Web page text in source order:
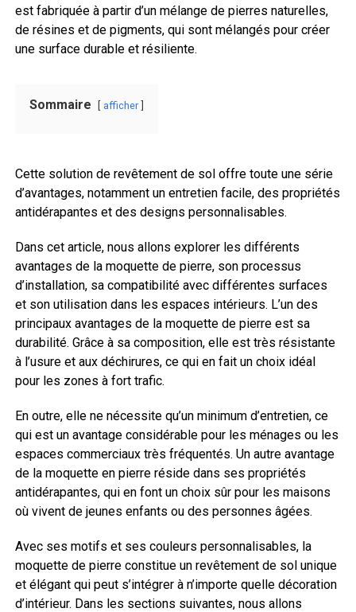
est fabriquée à partir d’un mélange de pierres naturelles,
de résines et de pigments, qui sont mélangés pour créer
une surface durable et résiliente.
Sommaire afficher
Cette solution de revêtement de sol offre toute une série
d’avantages, notamment un entretien facile, des propriétés
antidérapantes et des designs personnalisables.
Dans cet article, nous allons explorer les différents
avantages de la moquette de pierre, son processus
d’installation, sa compatibilité avec différentes surfaces
et son utilisation dans les espaces intérieurs. L’un des
principaux avantages de la moquette de pierre est sa
durabilité. Grâce à sa composition, elle est très résistante
à l’usure et aux déchirures, ce qui en fait un choix idéal
pour les zones à fort trafic.
En outre, elle ne nécessite qu’un minimum d’entretien, ce
qui est un avantage considérable pour les ménages ou les
espaces commerciaux très fréquentés. Un autre avantage
de la moquette en pierre réside dans ses propriétés
antidérapantes, qui en font un choix sûr pour les maisons
où vivent de jeunes enfants ou des personnes âgées.
Avec ses motifs et ses couleurs personnalisables, la
moquette de pierre constitue un revêtement de sol unique
et élégant qui peut s’intégrer à n’importe quelle décoration
d’intérieur. Dans les sections suivantes, nous allons